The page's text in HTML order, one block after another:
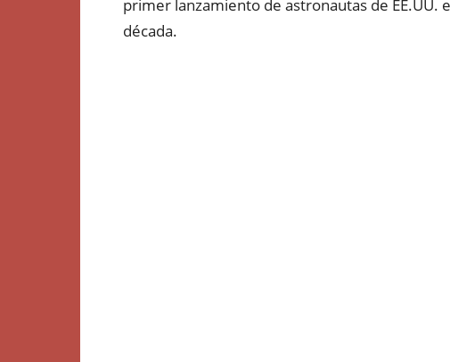
primer lanzamiento de astronautas de EE.UU.
década.